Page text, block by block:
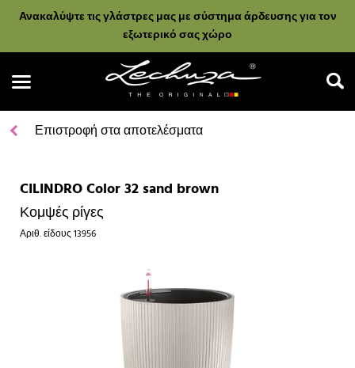
Ανακαλύψτε τις γλάστρες μας με σύστημα άρδευσης για τον
εξωτερικό σας χώρο
Αναζήτηση
Επιστροφή στα αποτελέσματα
CILINDRO Color 32 sand brown
Κομψές ρίγες
Αριθ. είδους13956